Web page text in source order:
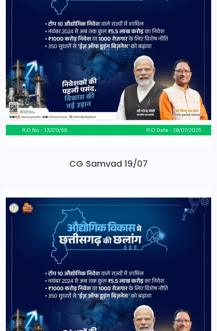
CG Samvad 19/07